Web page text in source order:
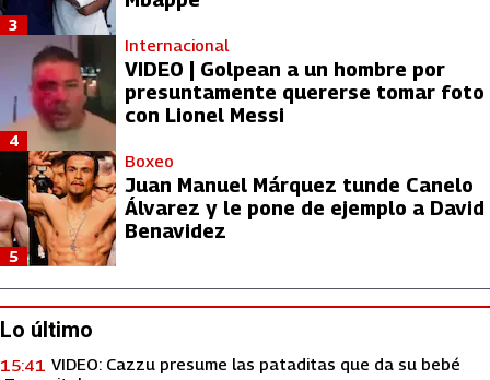
3
Internacional
VIDEO | Golpean a un hombre por
presuntamente quererse tomar foto
con Lionel Messi
4
Boxeo
Juan Manuel Márquez tunde Canelo
Álvarez y le pone de ejemplo a David
Benavidez
5
Lo último
VIDEO: Cazzu presume las pataditas que da su bebé
15:41